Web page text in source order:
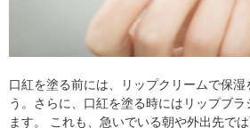
口紅を塗る前には、リップクリームで保湿
う。さらに、口紅を塗る時にはリップブ
ます。 これも、急いでいる朝や外出先で